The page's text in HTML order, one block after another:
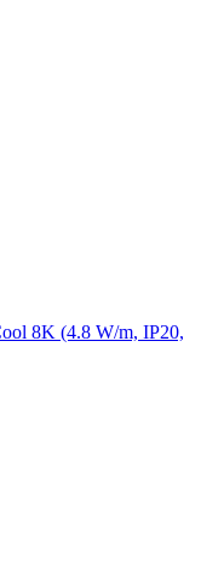
8K (4.8 W/m, IP20,